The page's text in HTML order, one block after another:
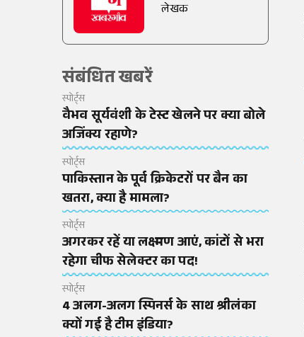
लेखक
संबंधित खबरें
स्पोर्ट्स
वैभव सूर्यवंशी के टेस्ट खेलने पर क्या बोले
अजिंक्य रहाणे?
स्पोर्ट्स
पाकिस्तान के पूर्व क्रिकेटरों पर बैन का
खतरा, क्या है मामला?
स्पोर्ट्स
अगरकर रहें या लक्ष्मण आएं, कांटों से भरा
रहेगा चीफ सेलेक्टर का पद!
स्पोर्ट्स
4 अलग-अलग स्पिनर्स के साथ श्रीलंका
क्यों गई है टीम इंडिया?